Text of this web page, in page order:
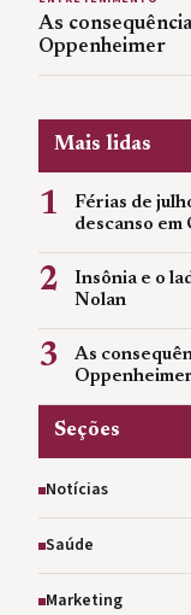
As
Oppenheimer
Mais lidas
1
Férias de
descanso em
2
Insônia e o
Nolan
3
As
Oppenheimer
Seções
Notícias
Saúde
Marketing